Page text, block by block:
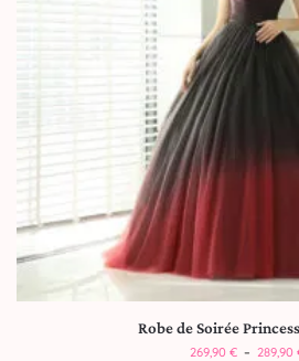
Robe de Soirée
269,90 € – 289,90